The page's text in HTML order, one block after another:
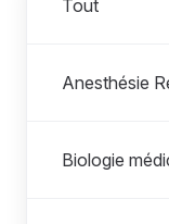
Tout
Anesthésie
Biologie